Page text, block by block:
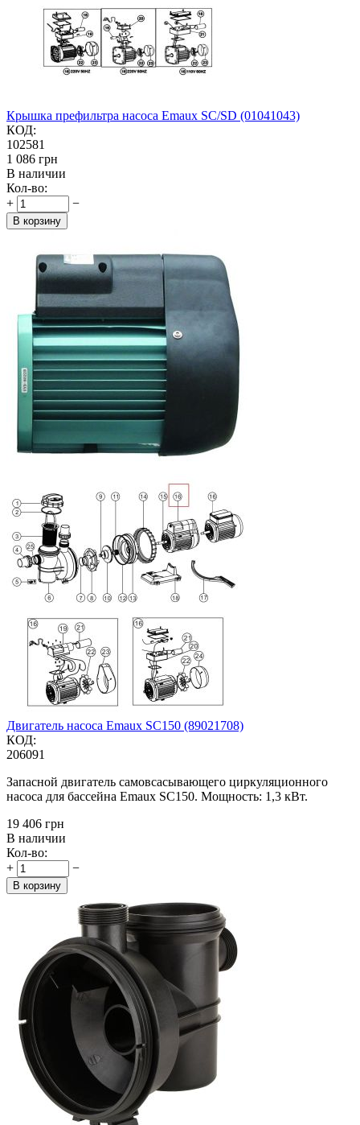
Крышка префильтра насоса Emaux SC/SD (01041043)
КОД:
102581
‍1 086‍ грн
В наличии
Кол-во:
+
−
В корзину
Двигатель насоса Emaux SC150 (89021708)
КОД:
206091
Запасной двигатель самовсасывающего циркуляционного
насоса для бассейна Emaux SC150. Мощность: 1,3 кВт.
‍19 406‍ грн
В наличии
Кол-во:
+
−
В корзину